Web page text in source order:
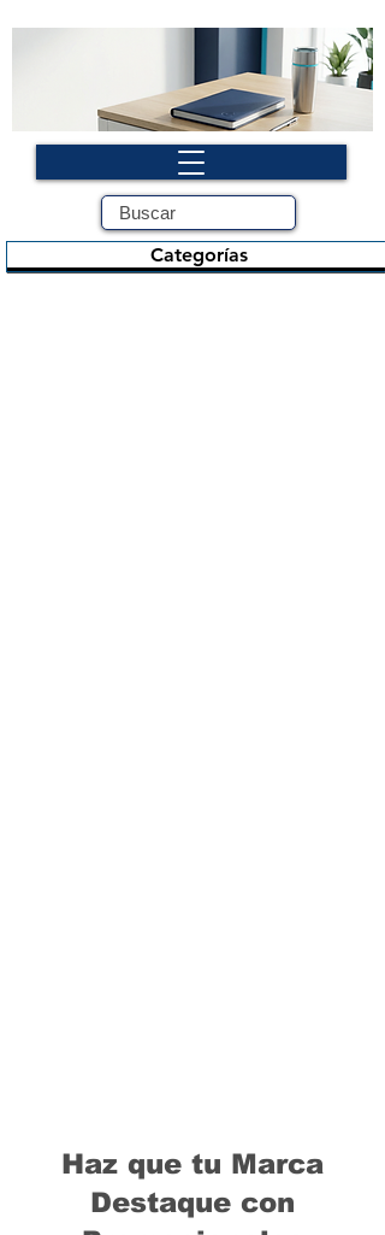
Categorías
Haz que tu Marca
Destaque con